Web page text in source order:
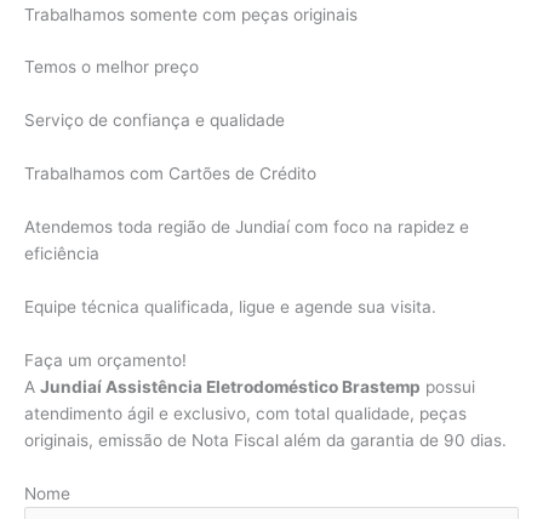
Trabalhamos somente com peças originais
Temos o melhor preço
Serviço de confiança e qualidade
Trabalhamos com Cartões de Crédito
Atendemos toda região de Jundiaí com foco na rapidez e
eficiência
Equipe técnica qualificada, ligue e agende sua visita.
Faça um orçamento!
A Jundiaí Assistência Eletrodoméstico Brastemp possui
atendimento ágil e exclusivo, com total qualidade, peças
originais, emissão de Nota Fiscal além da garantia de 90 dias.
Nome